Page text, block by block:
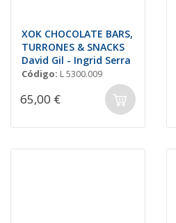
XOK CHOCOLATE BARS,
TURRONES & SNACKS
David Gil - Ingrid Serra
Código: L 5300.009
65,00 €